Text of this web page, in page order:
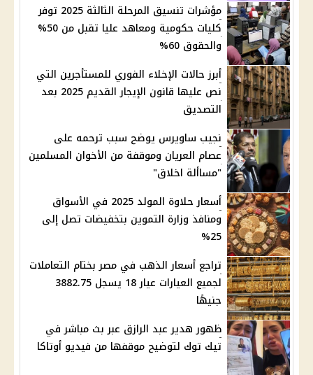
مؤشرات تنسيق المرحلة الثالثة 2025 توفر
كليات حكومية ومعاهد عليا تقبل من 50%
والحقوق 60%
أبرز حالات الإخلاء الفوري للمستأجرين التي
نص عليها قانون الإيجار القديم 2025 بعد
التصديق
نجيب ساويرس يوضح سبب ترحمه على
عصام العريان وموقفة من الأخوان المسلمين
"مساألة اخلاق"
أسعار حلاوة المولد 2025 في الأسواق
ومنافذ وزارة التموين بتخفيضات تصل إلى
25%
تراجع أسعار الذهب في مصر بختام التعاملات
لجميع العيارات عيار 18 يسجل 3882.75
جنيهًا
ظهور هدير عبد الرازق عبر بث مباشر في
تيك توك لتوضيح موقفها من فيديو أوتاكا